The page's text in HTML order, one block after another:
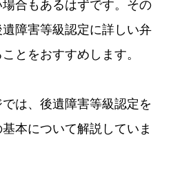
合もあるはずです。その
障害等級認定に詳しい弁
とをおすすめします。
は、後遺障害等級認定を
本について解説していま